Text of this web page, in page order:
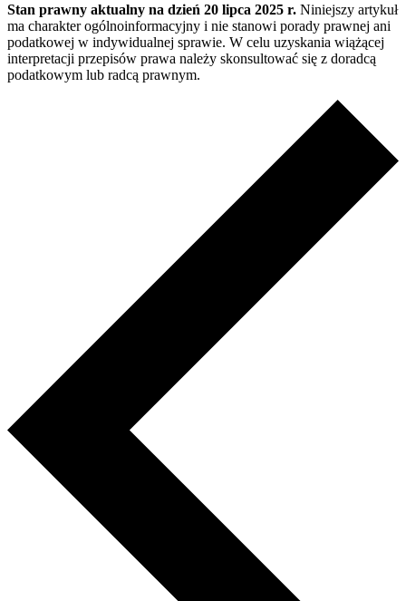
Stan prawny aktualny na dzień 20 lipca 2025 r. Niniejszy artykuł
ma charakter ogólnoinformacyjny i nie stanowi porady prawnej ani
podatkowej w indywidualnej sprawie. W celu uzyskania wiążącej
interpretacji przepisów prawa należy skonsultować się z doradcą
podatkowym lub radcą prawnym.